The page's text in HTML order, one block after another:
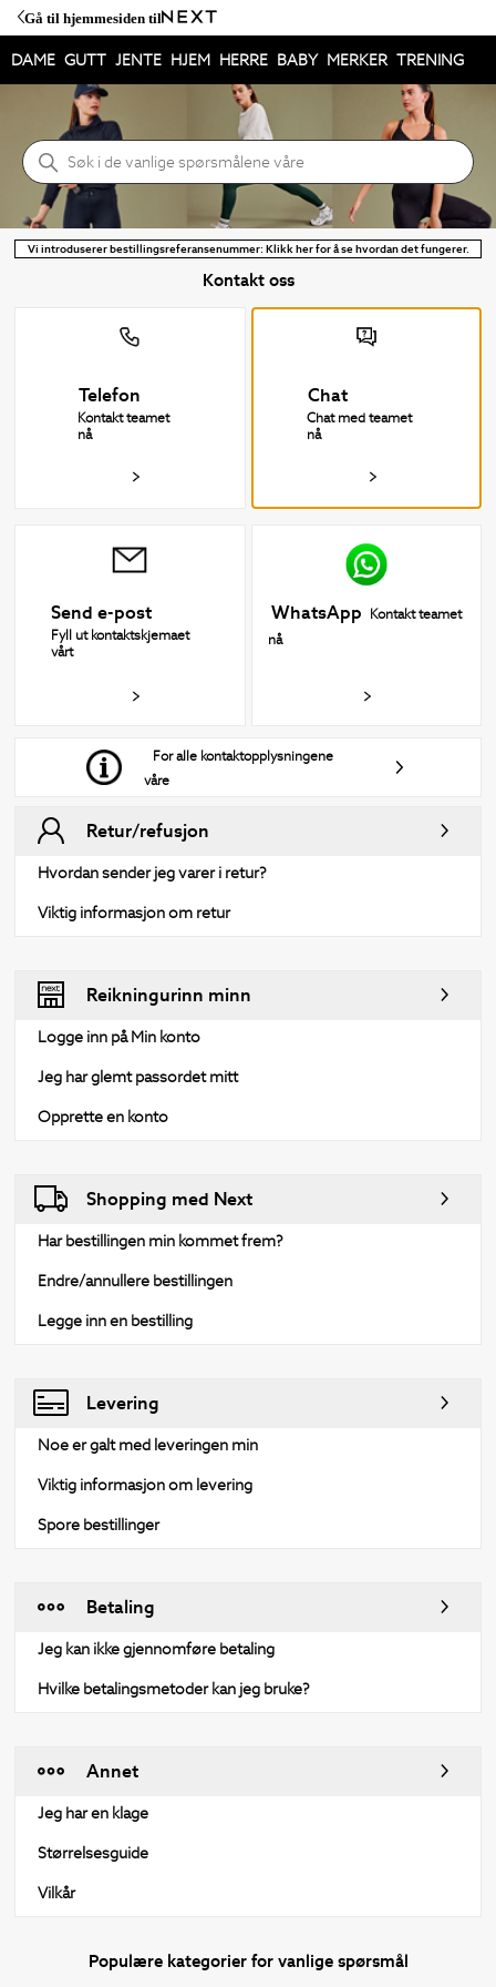
Gå til hjemmesiden til
DAME GUTT JENTE HJEM HERRE BABY MERKER TRENING
NEXT Hjelpesenter
Søk
Vi introduserer bestillingsreferansenummer: Klikk her for å se hvordan det fungerer.
Kontakt oss
Telefon
Kontakt teamet
nå
Chat
Chat med teamet
nå
Send e-post
Fyll ut kontaktskjemaet
vårt
WhatsApp Kontakt teamet
nå
For alle kontaktopplysningene
våre
Retur/refusjon
Hvordan sender jeg varer i retur?
Viktig informasjon om retur
Reikningurinn minn
Logge inn på Min konto
Jeg har glemt passordet mitt
Opprette en konto
Shopping med Next
Har bestillingen min kommet frem?
Endre/annullere bestillingen
Legge inn en bestilling
Levering
Noe er galt med leveringen min
Viktig informasjon om levering
Spore bestillinger
Betaling
Jeg kan ikke gjennomføre betaling
Hvilke betalingsmetoder kan jeg bruke?
Annet
Jeg har en klage
Størrelsesguide
Vilkår
Populære kategorier for vanlige spørsmål